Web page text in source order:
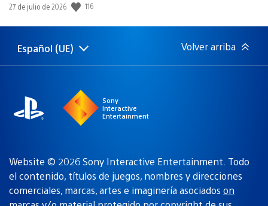
Fecha
publicación:
27 de julio de 2026 116
Selecciona
una
Región
actual:
Español (UE) Volver arriba
Sony
Interactive
Entertainment
Website © 2026 Sony Interactive Entertainment. Todo
el contenido, títulos de juegos, nombres y direcciones
comerciales, marcas, artes e imaginería asociados on